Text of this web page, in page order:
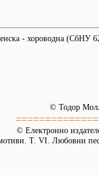
- хороводна
© Тодор
© Електронно
Т. VІ. Любовни